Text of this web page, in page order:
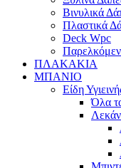
Βινυλικά
Πλαστικά
Deck Wpc
ΠΛΑΚΑΚΙΑ
ΜΠΑΝΙΟ
Είδη
Όλα